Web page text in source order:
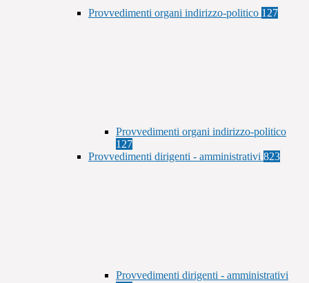
Provvedimenti organi indirizzo-politico 127
Provvedimenti organi indirizzo-politico
127
Provvedimenti dirigenti - amministrativi 823
Provvedimenti dirigenti - amministrativi